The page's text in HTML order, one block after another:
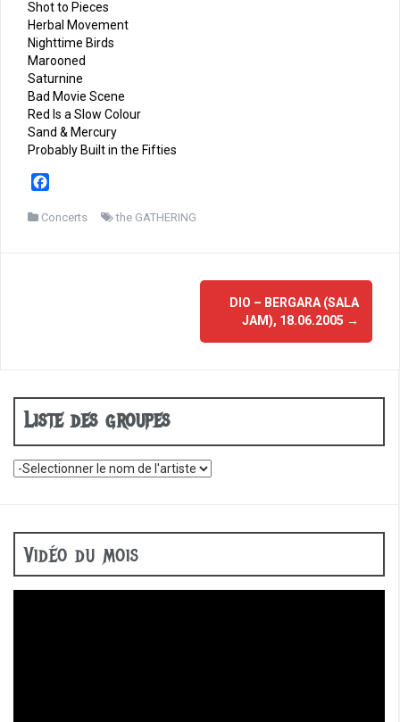
Shot to Pieces
Herbal Movement
Nighttime Birds
Marooned
Saturnine
Bad Movie Scene
Red Is a Slow Colour
Sand & Mercury
Probably Built in the Fifties
c
Concerts the GATHERING
DIO – BERGARA (SALA
JAM), 18.06.2005 →
Liste des groupes
Vidéo du mois